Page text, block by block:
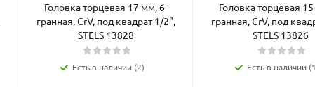
Головка торцевая 17 мм, 6-
гранная, CrV, под квадрат 1/2",
STELS 13828
Есть в наличии (2)
Головка торцевая
гранная, CrV, под
STELS 13826
Есть в наличии